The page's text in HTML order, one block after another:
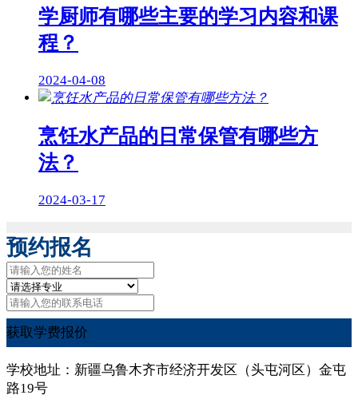
学厨师有哪些主要的学习内容和课
程？
2024-04-08
烹饪水产品的日常保管有哪些方
法？
2024-03-17
预约报名
获取学费报价
学校地址：新疆乌鲁木齐市经济开发区（头屯河区）金屯
路19号